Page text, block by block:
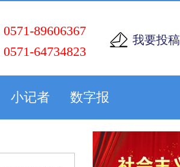
0571-89606367
0571-64734823
我要投稿
小记者 数字报